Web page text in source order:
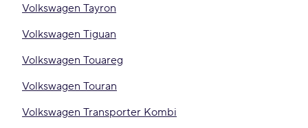
Volkswagen Tayron
Volkswagen Tiguan
Volkswagen Touareg
Volkswagen Touran
Volkswagen Transporter Kombi